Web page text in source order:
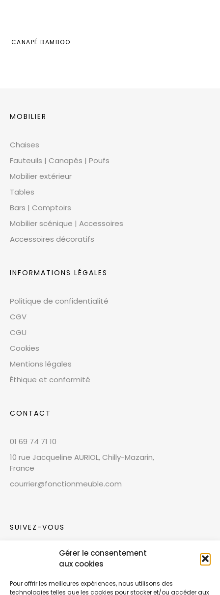
Gérer le consentement
aux cookies
Pour offrir les meilleures expériences, nous utilisons des
technologies telles que les cookies pour stocker et/ou accéder aux
CANAPÉ BAMBOO
MOBILIER
Chaises
Fauteuils | Canapés | Poufs
Mobilier extérieur
Tables
Bars | Comptoirs
Mobilier scénique | Accessoires
Accessoires décoratifs
INFORMATIONS LÉGALES
Politique de confidentialité
CGV
CGU
Cookies
Mentions légales
Éthique et conformité
CONTACT
01 69 74 71 10
10 rue Jacqueline AURIOL, Chilly-Mazarin,
France
courrier@fonctionmeuble.com
SUIVEZ-VOUS
Rejoignez notre communauté sur les réseaux